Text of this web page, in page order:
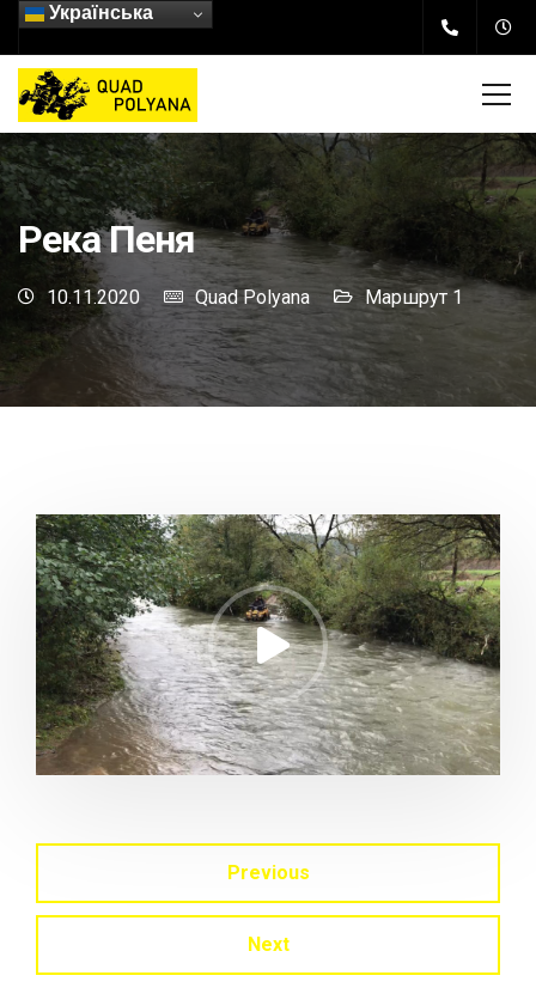
Українська
Река Пеня
10.11.2020 Quad Polyana Маршрут 1
Previous
Next